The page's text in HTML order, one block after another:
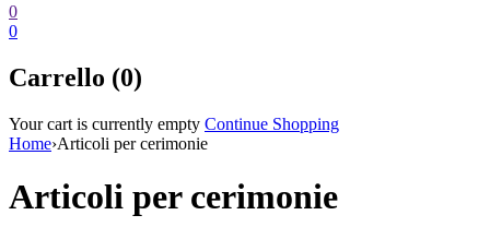
0
0
Carrello (0)
Your cart is currently empty Continue Shopping
Home›Articoli per cerimonie
Articoli per cerimonie